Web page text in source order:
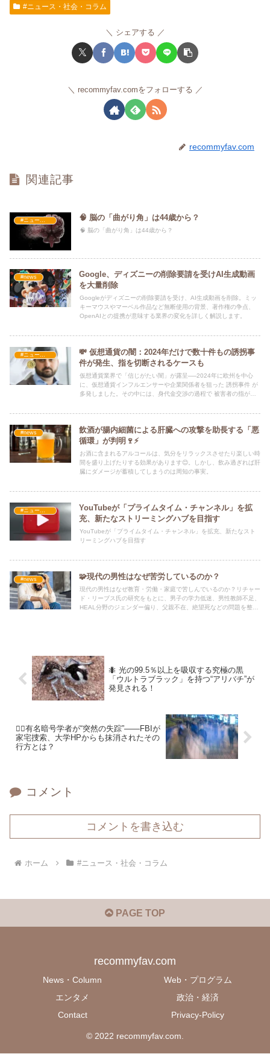
#ニュース・社会・コラム
シェアする
recommyfav.comをフォローする
recommyfav.com
関連記事
🧠 脳の「曲がり角」は44歳から？
🧠 脳の「曲がり角」は44歳から？
#news
Google、ディズニーの削除要請を受けAI生成動画
を大量削除
Googleがディズニーの削除要請を受け、AI生成動画を削除。ミッ
キーマウスやマーベル作品など無断使用の背景、著作権の争点、
OpenAIとの提携が意味する業界の変化を詳しく解説します。
#ニュース・社会・コラム
💸 仮想通貨の闇：2024年だけで数十件もの誘拐事
件が発生、指を切断されるケースも
仮想通貨業界で「信じがたい闇」が露呈──2024年に欧州を中心
に、仮想通貨インフルエンサーや企業関係者を狙った 誘拐事件 が
多発しました。その中には、身代金交渉の過程で 被害者の指が切
#news
飲酒が腸内細菌による肝臓への攻撃を助長する「悪
循環」が判明🍷⚡
お酒に含まれるアルコールは、気分をリラックスさせたり楽しい時
間を盛り上げたりする効果があります😊。しかし、飲み過ぎれば肝
臓にダメージが蓄積してしまうのは周知の事実。
#ニュース・社会・コラム
YouTubeが「プライムタイム・チャンネル」を拡
充、新たなストリーミングハブを目指す
YouTubeが「プライムタイム・チャンネル」を拡充、新たなスト
リーミングハブを目指す
#news 🧩現代の男性はなぜ苦労しているのか？
現代の男性はなぜ教育・労働・家庭で苦しんでいるのか？リチャー
ド・リーブス氏の研究をもとに、男子の学力低迷、男性教師不足、
HEAL分野のジェンダー偏り、父親不在、絶望死などの問題を整理
🐜 光の99.5％以上を吸収する究極の黒
「ウルトラブラック」を持つ“アリバチ”が
発見される！
🕵️‍♂️有名暗号学者が“突然の失踪”――FBIが
家宅捜索、大学HPからも抹消されたその
行方とは？
コメント
コメントを書き込む
ホーム #ニュース・社会・コラム
PAGE TOP
recommyfav.com
News・Column
Web・プログラム
エンタメ
政治・経済
Contact
Privacy-Policy
© 2022 recommyfav.com.